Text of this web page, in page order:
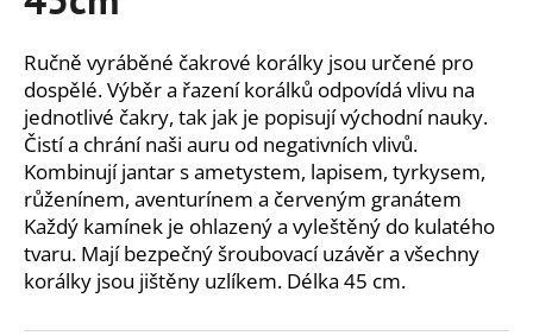
Ručně vyráběné čakrové korálky jsou určené pro
dospělé. Výběr a řazení korálků odpovídá vlivu na
jednotlivé čakry, tak jak je popisují východní nauky.
Čistí a chrání naši auru od negativních vlivů.
Kombinují jantar s ametystem, lapisem, tyrkysem,
růženínem, aventurínem a červeným granátem
Každý kamínek je ohlazený a vyleštěný do kulatého
tvaru. Mají bezpečný šroubovací uzávěr a všechny
korálky jsou jištěny uzlíkem. Délka 45 cm.
p
r
u
č
u
j
e
m
e
NÁHRDELNÍK